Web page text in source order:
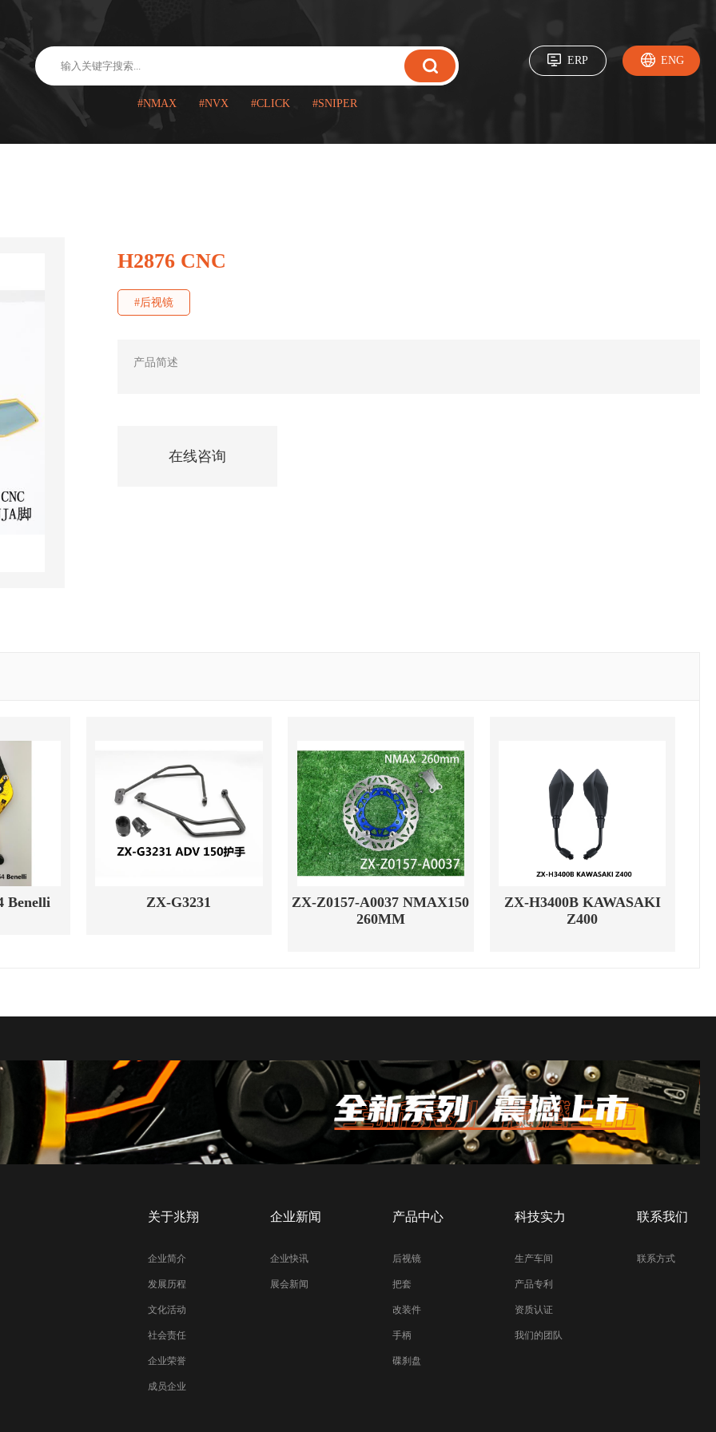
ENG
ERP
#NMAX #NVX #CLICK #SNIPER
H2876 CNC
#后视镜
产品简述
在线咨询
Benelli ZX-G3231
ZX-Z0157-A0037 NMAX150
260MM
ZX-H3400B KAWASAKI
Z400
关于兆翔
企业简介
发展历程
文化活动
社会责任
企业荣誉
成员企业
企业新闻
企业快讯
展会新闻
产品中心
后视镜
把套
改装件
手柄
碟刹盘
科技实力
生产车间
产品专利
资质认证
我们的团队
联系我们
联系方式